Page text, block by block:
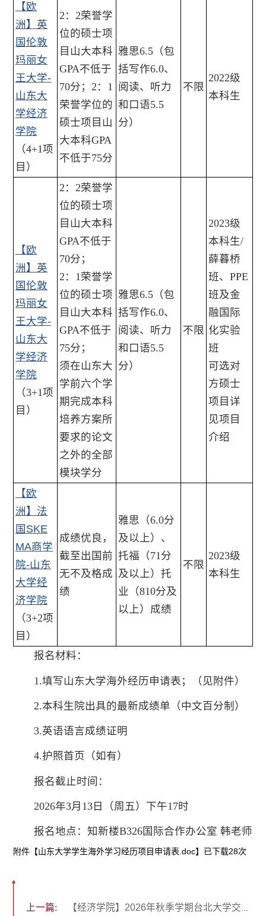
【欧
洲】英
国伦敦
玛丽女
王大学-
山东大
学经济
学院
（4+1项
目）
2：2荣誉学
位的硕士项
目山大本科
GPA不低于
70分；2：1
荣誉学位的
硕士项目山
大本科GPA
不低于75分
雅思6.5（包
括写作6.0、
阅读、听力
和口语5.5
分）
不限
2022级
本科生
【欧
洲】英
国伦敦
玛丽女
王大学-
山东大
学经济
学院
（3+1项
目）
2：2荣誉学
位的硕士项
目山大本科
GPA不低于
70分；
2：1荣誉学
位的硕士项
目山大本科
GPA不低于
75分；
须在山东大
学前六个学
期完成本科
培养方案所
要求的论文
之外的全部
模块学分
雅思6.5（包
括写作6.0、
阅读、听力
和口语5.5
分）
不限
2023级
本科生/
薛暮桥
班、PPE
班及金
融国际
化实验
班
可选对
方硕士
项目详
见项目
介绍
【欧
洲】法
国SKE
MA商学
院-山东
大学经
济学院
（3+2项
目）
成绩优良，
截至出国前
无不及格成
绩
雅思（6.0分
及以上）、
托福（71分
及以上）托
业（810分及
以上）成绩
不限
2023级
本科生
报名材料：
1.填写山东大学海外经历申请表；（见附件）
2.本科生院出具的最新成绩单（中文百分制）
3.英语语言成绩证明
4.护照首页（如有）
报名截止时间：
2026年3月13日（周五）下午17时
报名地点：知新楼B326国际合作办公室 韩老师
附件【山东大学学生海外学习经历项目申请表.doc】已下载28次
上一篇: 【经济学院】2026年秋季学期台北大学交换项目报名通知